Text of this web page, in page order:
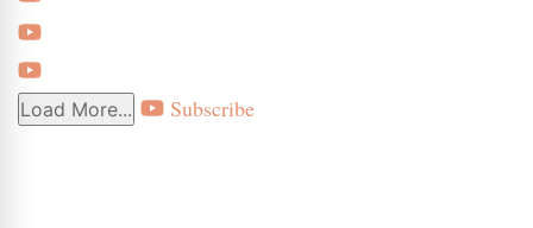
Load More... Subscribe